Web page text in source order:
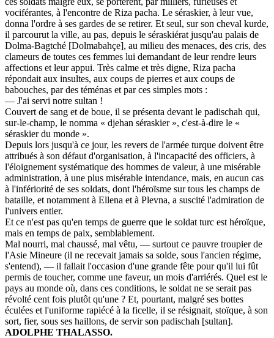
vociférantes, à l'encontre de Riza pacha. Le séraskier, à leur vue,
donna l'ordre à ses gardes de se retirer. Et seul, sur son cheval kurde,
il parcourut la ville, au pas, depuis le séraskiérat jusqu'au palais de
Dolma-Bagtché [Dolmabahçe], au milieu des menaces, des cris, des
clameurs de toutes ces femmes lui demandant de leur rendre leurs
affections et leur appui. Très calme et très digne, Riza pacha
répondait aux insultes, aux coups de pierres et aux coups de
babouches, par des téménas et par ces simples mots :
— J'ai servi notre sultan !
Couvert de sang et de boue, il se présenta devant le padischah qui,
sur-le-champ, le nomma « djehan séraskier », c'est-à-dire le «
séraskier du monde ».
Depuis lors jusqu'à ce jour, les revers de l'armée turque doivent être
attribués à son défaut d'organisation, à l'incapacité des officiers, à
l'éloignement systématique des hommes de valeur, à une misérable
administration, à une plus misérable intendance, mais, en aucun cas
à l'infériorité de ses soldats, dont l'héroïsme sur tous les champs de
bataille, et notamment à Ellena et à Plevna, a suscité l'admiration de
l'univers entier.
Et ce n'est pas qu'en temps de guerre que le soldat turc est héroïque,
mais en temps de paix, semblablement.
Mal nourri, mal chaussé, mal vêtu, — surtout ce pauvre troupier de
l'Asie Mineure (il ne recevait jamais sa solde, sous l'ancien régime,
s'entend), — il fallait l'occasion d'une grande fête pour qu'il lui fût
permis de toucher, comme une faveur, un mois d'arriérés. Quel est le
pays au monde où, dans ces conditions, le soldat ne se serait pas
révolté cent fois plutôt qu'une ? Et, pourtant, malgré ses bottes
éculées et l'uniforme rapiécé à la ficelle, il se résignait, stoïque, à son
sort, fier, sous ses haillons, de servir son padischah [sultan].
ADOLPHE THALASSO.